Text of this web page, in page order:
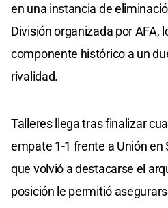
en una instancia de
División organizada por AFA,
componente histórico a un
rivalidad.
Talleres llega tras finalizar
empate 1-1 frente a Unión en
que volvió a destacarse el
posición le permitió